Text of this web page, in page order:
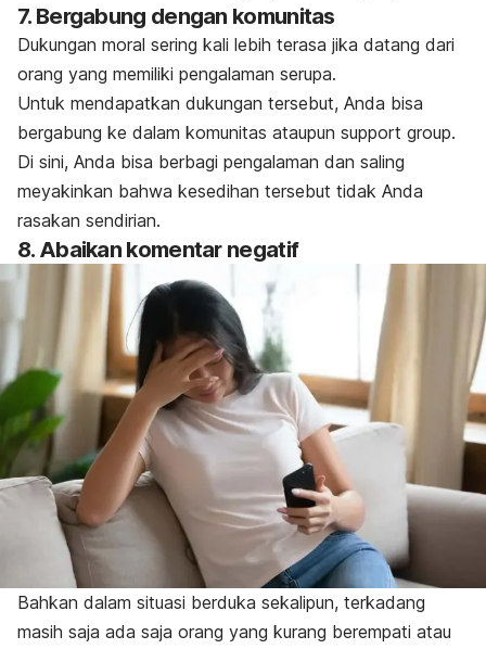
7. Bergabung dengan komunitas
Dukungan moral sering kali lebih terasa jika datang dari
orang yang memiliki pengalaman serupa.
Untuk mendapatkan dukungan tersebut, Anda bisa
bergabung ke dalam komunitas ataupun support group.
Di sini, Anda bisa berbagi pengalaman dan saling
meyakinkan bahwa kesedihan tersebut tidak Anda
rasakan sendirian.
8. Abaikan komentar negatif
Bahkan dalam situasi berduka sekalipun, terkadang
masih saja ada saja orang yang kurang berempati atau